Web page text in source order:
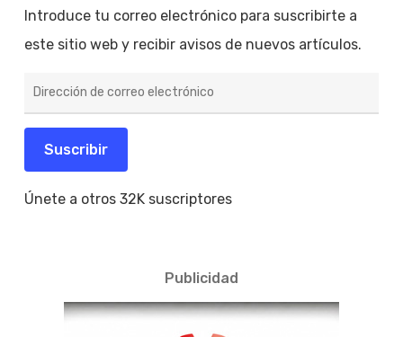
Introduce tu correo electrónico para suscribirte a
este sitio web y recibir avisos de nuevos artículos.
de
electrónico
Suscribir
Únete a otros 32K suscriptores
Publicidad